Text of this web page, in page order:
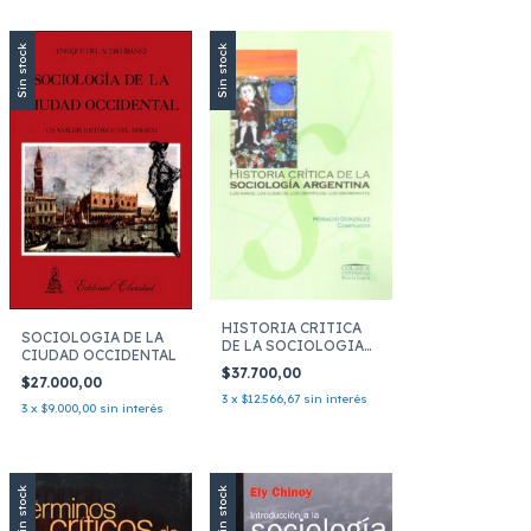
Sin stock
SOCIOLOGIA DE LA
CIUDAD OCCIDENTAL
$27.000,00
3 x $9.000,00 sin interés
Sin stock
HISTORIA CRITICA
DE LA SOCIOLOGIA
ARGENT
$37.700,00
3 x $12.566,67 sin interés
Sin stock Sin stock